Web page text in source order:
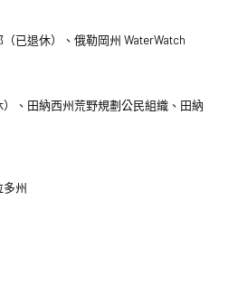
已退休）、俄勒岡州 WaterWatch
、田納西州荒野規劃公民組織、田納
多州